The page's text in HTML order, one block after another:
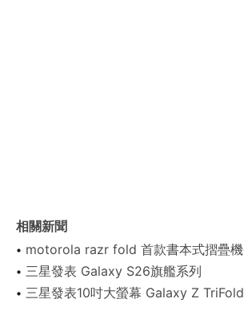
相關新聞
motorola razr fold 首款書本式摺疊機
三星發表 Galaxy S26旗艦系列
三星發表10吋大螢幕 Galaxy Z